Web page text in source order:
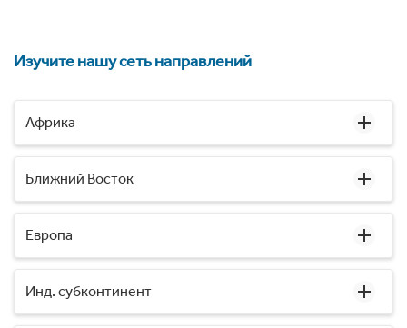
Изучите нашу сеть направлений
Африка
Ближний Восток
Европа
Инд. субконтинент